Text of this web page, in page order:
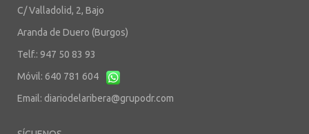
C/ Valladolid, 2, Bajo
Aranda de Duero (Burgos)
Telf.: 947 50 83 93
Móvil: 640 781 604
Email: diariodelaribera@grupodr.com